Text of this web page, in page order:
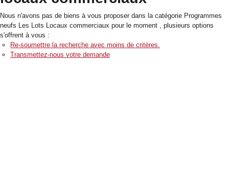
Nous n'avons pas de biens à vous proposer dans la catégorie Programmes
neufs Les Lots Locaux commerciaux pour le moment , plusieurs options
s'offrent à vous :
Re-soumettre la recherche avec moins de critères.
Transmettez-nous votre demande